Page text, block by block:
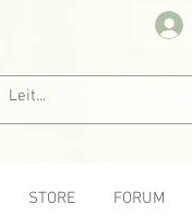
STORE FORUM